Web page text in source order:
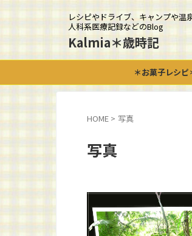
レシピやドライブ、キャンプや温
人科系医療記録などのBlog
Kalmia＊歳時記
＊お菓子レシピ
HOME > 写真
写真